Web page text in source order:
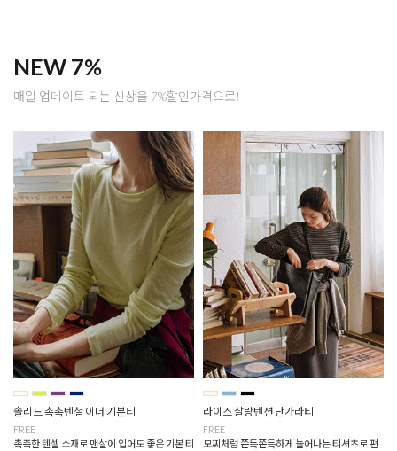
NEW 7%
매일 업데이트 되는 신상을 7%할인가격으로!
솔리드 촉촉텐셜 이너 기본티
FREE
촉촉한 텐셀 소재로 맨살에 입어도 좋은 기본 티
라이스 찰랑텐션 단가라티
FREE
모찌처럼 쫀득쫀득하게 늘어나는 티셔츠로 편